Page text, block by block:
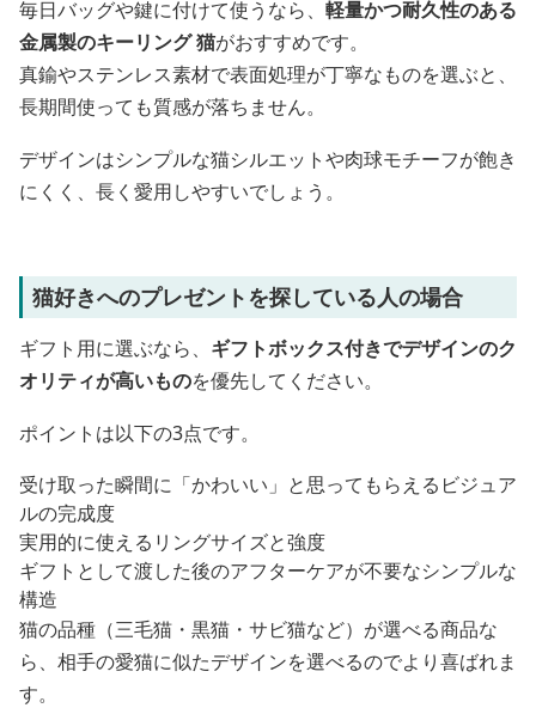
毎日バッグや鍵に付けて使うなら、 軽量かつ耐久性のある
金属製のキーリング 猫がおすすめです。
真鍮やステンレス素材で表面処理が丁寧なものを選ぶと、
長期間使っても質感が落ちません。
デザインはシンプルな猫シルエットや肉球モチーフが飽き
にくく、長く愛用しやすいでしょう。
猫好きへのプレゼントを探している人の場合
ギフト用に選ぶなら、 ギフトボックス付きでデザインのク
オリティが高いものを優先してください。
ポイントは以下の3点です。
受け取った瞬間に「かわいい」と思ってもらえるビジュア
ルの完成度
実用的に使えるリングサイズと強度
ギフトとして渡した後のアフターケアが不要なシンプルな
構造
猫の品種（三毛猫・黒猫・サビ猫など）が選べる商品な
ら、相手の愛猫に似たデザインを選べるのでより喜ばれま
す。